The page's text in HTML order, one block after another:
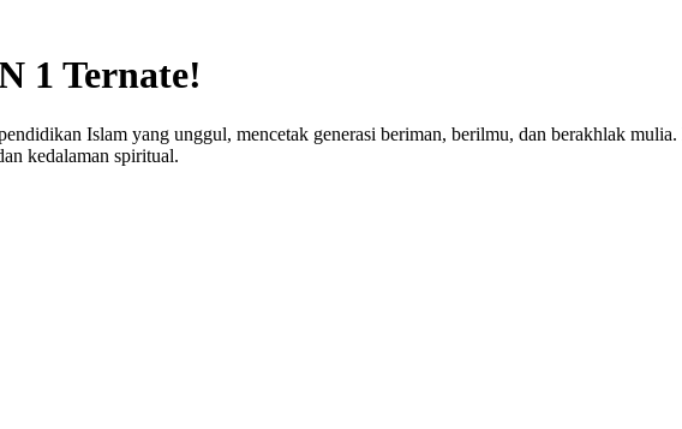
1 Ternate!
Islam yang unggul, mencetak generasi beriman, berilmu, dan berakhlak
kedalaman spiritual.